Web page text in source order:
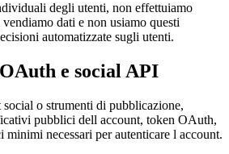
degli utenti, non effettuiamo
dati e non usiamo questi
automatizzate sugli utenti.
e social API
o strumenti di pubblicazione,
pubblici dell account, token OAuth,
minimi necessari per autenticare l account.